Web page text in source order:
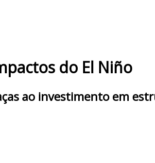
do El Niño
ao investimento em